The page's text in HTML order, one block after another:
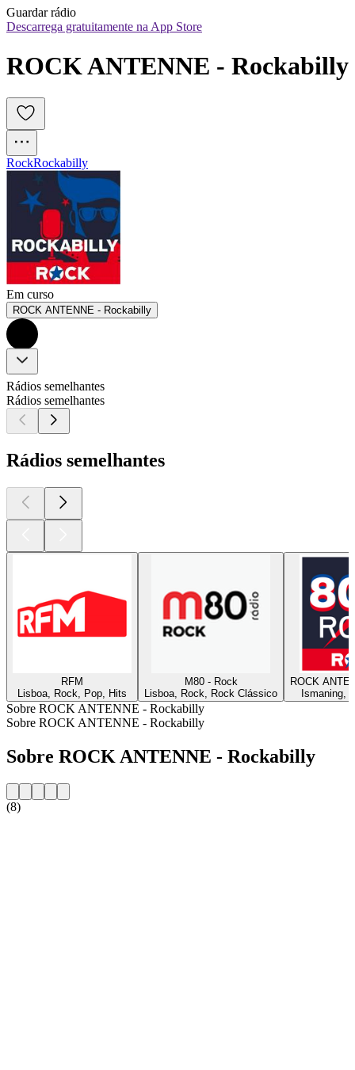
Guardar rádio
Descarrega gratuitamente na App Store
ROCK ANTENNE - Rockabilly
RockRockabilly
Em curso
ROCK ANTENNE - Rockabilly
Rádios semelhantes
Rádios semelhantes
Rádios semelhantes
RFM
Lisboa, Rock, Pop, Hits
M80 - Rock
Lisboa, Rock, Rock Clássico
ROCK
Ismaning,
Sobre ROCK ANTENNE - Rockabilly
Sobre ROCK ANTENNE - Rockabilly
Sobre ROCK ANTENNE - Rockabilly
(8)